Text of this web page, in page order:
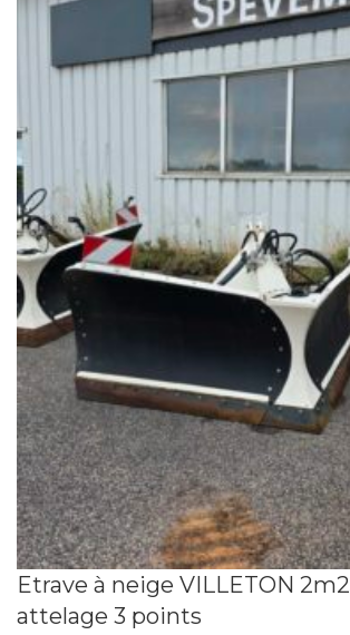
Etrave à neige VILLETON
attelage 3 points